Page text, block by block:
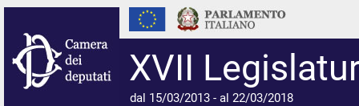
XVII
dal 15/03/2013 - al 22/03/2018